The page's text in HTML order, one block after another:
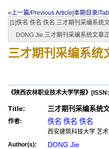
«上一篇/Previous Article 本期目录/
[1]佚名 佚名 佚名.三才期刊采编系
DONG Jie.三才期刊采编系统文章
三才期刊采编系
《陕西农林职业技术大学学报》 [ISSN:
Title: 三才期刊采编系统
作者: 佚名 佚名 佚名
西安建筑科技大学 艺
Author(s):
DONG Jie